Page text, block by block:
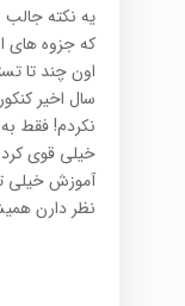
يه نكته
كه جزوه هاي
سال اخير
نكردم! فقط
خيلي قوي
آموزش خیلی
نظر دارن